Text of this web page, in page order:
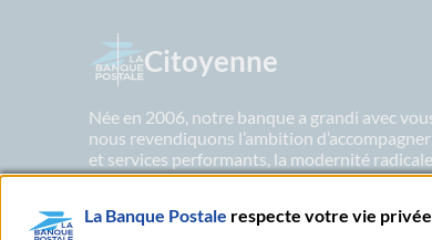
Citoyenne
Née en 2006, notre banque a grandi avec
nous revendiquons l’ambition
et services performants, la modernité
héritage postal. Aujourd’hui La Banque
La Banque Postale respecte votre vie privée